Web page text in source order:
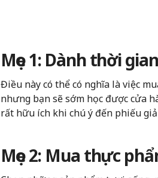
Mẹo 1: Dành thời
Điều này có thể có nghĩa là việc
nhưng bạn sẽ sớm học được cửa
rất hữu ích khi chú ý đến phiếu
Mẹo 2: Mua thực